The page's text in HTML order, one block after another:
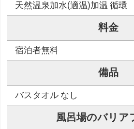
天然温泉加水(適温)加温 循環
料金
宿泊者無料
備品
バスタオル なし
風呂場のバリア